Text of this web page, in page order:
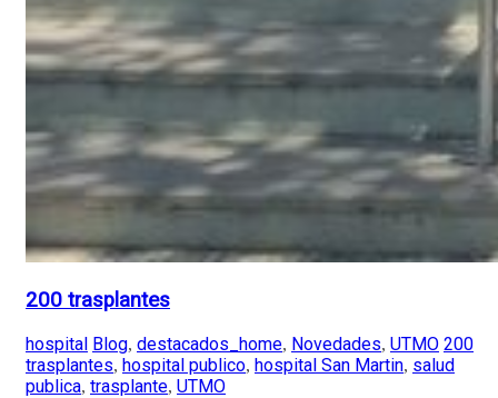
200 trasplantes
hospital Blog, destacados_home, Novedades, UTMO 200
trasplantes, hospital publico, hospital San Martin, salud
publica, trasplante, UTMO